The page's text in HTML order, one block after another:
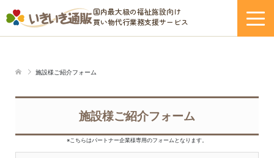
国内最大級の福祉施設向け
買い物代行業務支援サービス
サービス紹介
ー いきいき通販について
ー 取り扱い商品
施設様ご紹介フォーム
施設様ご紹介フォーム
※こちらはパートナー企業様専用のフォームとなります。